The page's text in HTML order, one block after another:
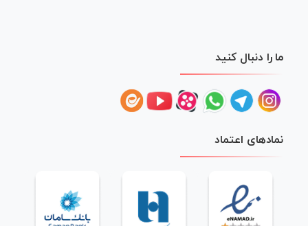
ما را دنبال کنید
نمادهای اعتماد